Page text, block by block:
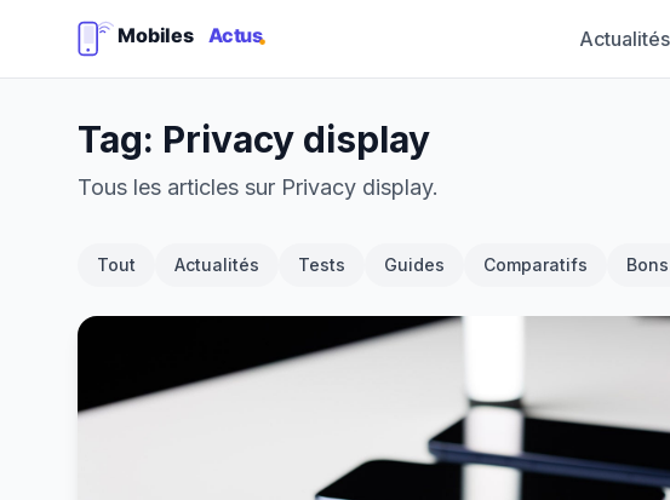
Actualités
Tag: Privacy display
Tous les articles sur Privacy display.
Tout Actualités Tests Guides Comparatifs